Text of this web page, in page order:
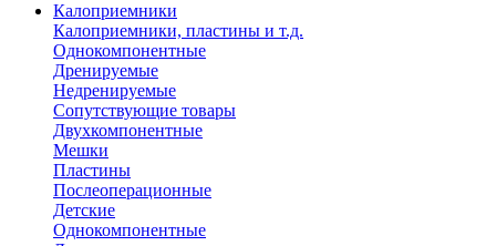
Калоприемники
Калоприемники, пластины и т.д.
Однокомпонентные
Дренируемые
Недренируемые
Сопутствующие товары
Двухкомпонентные
Мешки
Пластины
Послеоперационные
Детские
Однокомпонентные